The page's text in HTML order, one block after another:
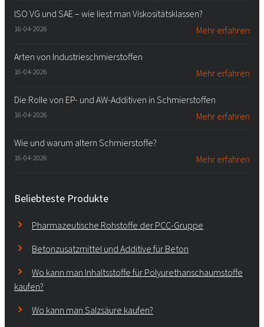
ISO VG und SAE – wie liest man Viskositätsklassen?
16-04-2026 Mehr erfahren
Arten von Industrieschmierstoffen
16-04-2026 Mehr erfahren
Die Rolle von EP- und AW-Additiven in Schmierstoffen
16-04-2026 Mehr erfahren
Wie und warum altern Schmierstoffe?
16-04-2026 Mehr erfahren
Beliebteste Produkte
Pharmazeutische Rohstoffe der PCC-Gruppe
Betonzusatzmittel und Additive für Beton
Wo kann man Inhaltsstoffe für Polyurethanschaumstoffe
kaufen?
Wo kann man Salzsäure kaufen?